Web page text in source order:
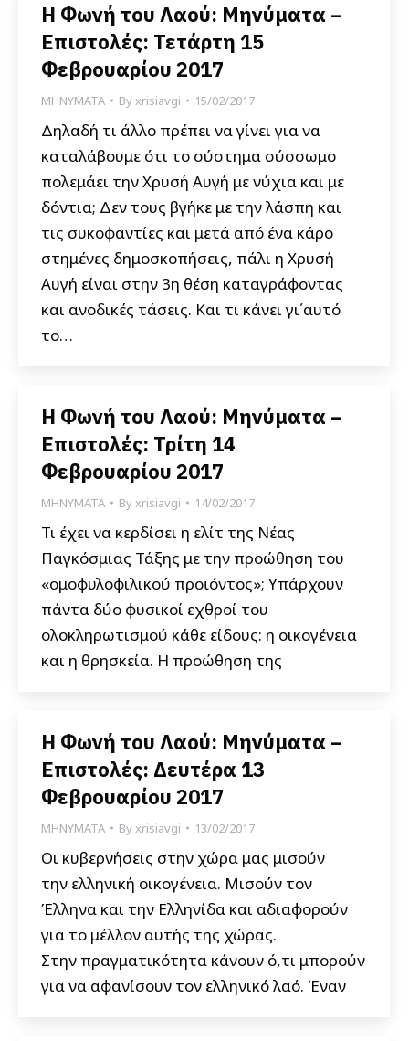
Η Φωνή του Λαού: Μηνύματα –
Επιστολές: Τετάρτη 15
Φεβρουαρίου 2017
ΜΗΝΥΜΑΤΑ Byxrisiavgi 15/02/2017
Δηλαδή τι άλλο πρέπει να γίνει για να
καταλάβουμε ότι το σύστημα σύσσωμο
πολεμάει την Χρυσή Αυγή με νύχια και με
δόντια; Δεν τους βγήκε με την λάσπη και
τις συκοφαντίες και μετά από ένα κάρο
στημένες δημοσκοπήσεις, πάλι η Χρυσή
Αυγή είναι στην 3η θέση καταγράφοντας
και ανοδικές τάσεις. Και τι κάνει γι΄αυτό
το…
Η Φωνή του Λαού: Μηνύματα –
Επιστολές: Τρίτη 14
Φεβρουαρίου 2017
ΜΗΝΥΜΑΤΑ Byxrisiavgi 14/02/2017
Τι έχει να κερδίσει η ελίτ της Νέας
Παγκόσμιας Τάξης με την προώθηση του
«ομοφυλοφιλικού προϊόντος»; Υπάρχουν
πάντα δύο φυσικοί εχθροί του
ολοκληρωτισμού κάθε είδους: η οικογένεια
και η θρησκεία. Η προώθηση της
Η Φωνή του Λαού: Μηνύματα –
Επιστολές: Δευτέρα 13
Φεβρουαρίου 2017
ΜΗΝΥΜΑΤΑ Byxrisiavgi 13/02/2017
Οι κυβερνήσεις στην χώρα μας μισούν
την ελληνική οικογένεια. Μισούν τον
Έλληνα και την Ελληνίδα και αδιαφορούν
για το μέλλον αυτής της χώρας.
Στην πραγματικότητα κάνουν ό,τι μπορούν
για να αφανίσουν τον ελληνικό λαό. Έναν